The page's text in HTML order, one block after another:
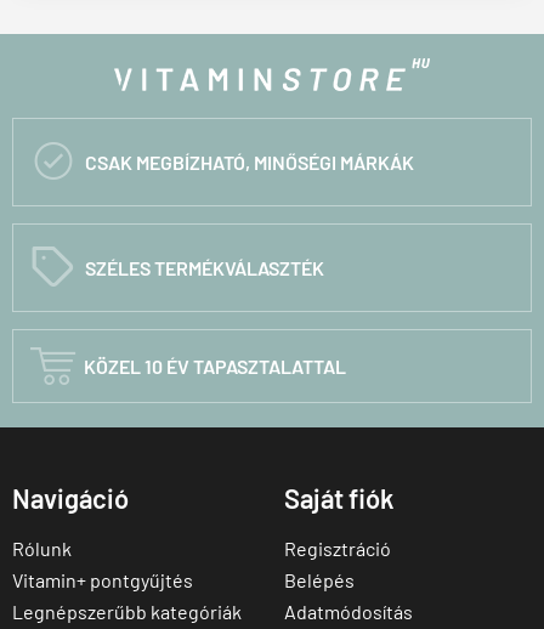
 CSAK MEGBÍZHATÓ, MINŐSÉGI MÁRKÁK
C SZÉLES TERMÉKVÁLASZTÉK
 KÖZEL 10 ÉV TAPASZTALATTAL
Navigáció
Rólunk
Vitamin+ pontgyűjtés
Legnépszerűbb kategóriák
Saját fiók
Regisztráció
Belépés
Adatmódosítás